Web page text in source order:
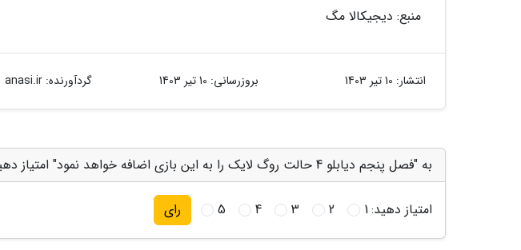
منبع: دیجیکالا مگ
انتشار: 10 تیر 1403 بروزرسانی: 10 تیر 1403 گردآورنده:anasi.ir
به "فصل پنجم دیابلو 4 حالت روگ لایک را به این بازی اضافه خواهد نمود" امتیاز دهید
امتیاز دهید:1
2
3
4
5 رای